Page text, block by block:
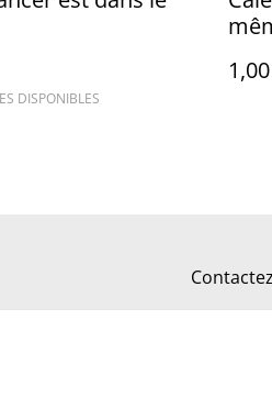
DISPONIBLES